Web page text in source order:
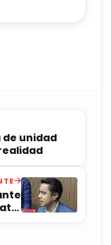
unidad